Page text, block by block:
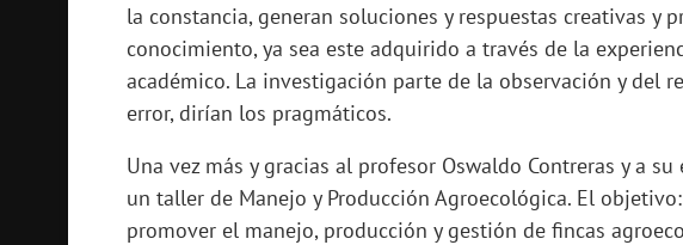
la constancia, generan soluciones y respuestas creativas y
conocimiento, ya sea este adquirido a través de la
académico. La investigación parte de la observación y del
error, dirían los pragmáticos.
Una vez más y gracias al profesor Oswaldo Contreras y a
un taller de Manejo y Producción Agroecológica. El
promover el manejo, producción y gestión de fincas